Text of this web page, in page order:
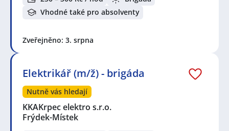
Vhodné také pro absolventy
Zveřejněno: 3. srpna
Elektrikář (m/ž) - brigáda
Nutně vás hledají
KKAKrpec elektro s.r.o.
Frýdek-Místek